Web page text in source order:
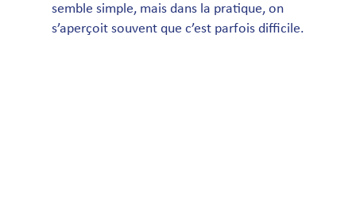
semble simple, mais dans la pratique, on
s’aperçoit souvent que c’est parfois difficile.